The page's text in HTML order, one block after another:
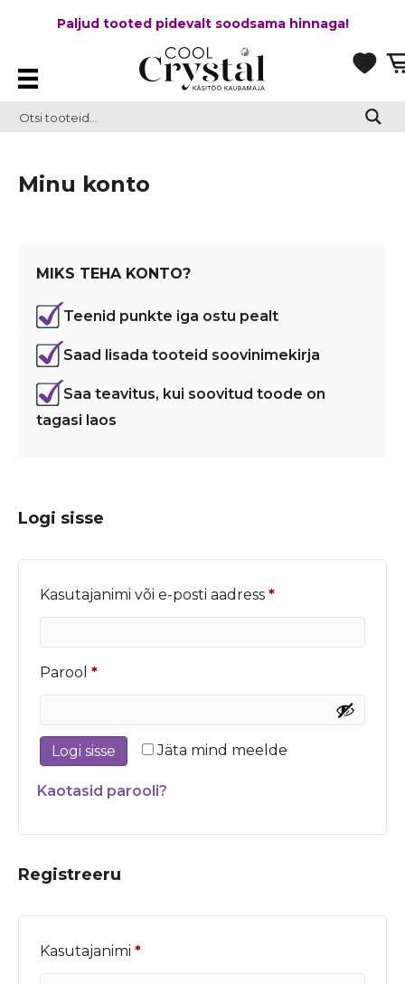
Paljud tooted pidevalt soodsama hinnaga!
Minu konto
MIKS TEHA KONTO?
Teenid punkte iga ostu pealt
Saad lisada tooteid soovinimekirja
Saa teavitus, kui soovitud toode on
tagasi laos
Logi sisse
Kasutajanimi või e-posti aadress *Nõutud
Parool *Nõutud
Jäta mind meelde
Logi sisse
Kaotasid parooli?
Registreeru
Kasutajanimi *Nõutud